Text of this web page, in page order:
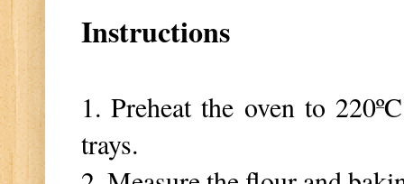
Instructions
1. Preheat the oven to 220ºC
trays.